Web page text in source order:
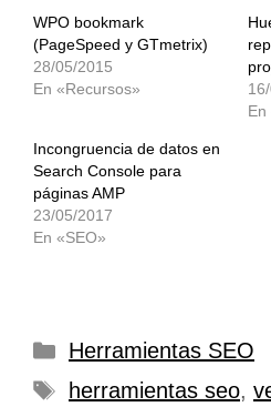
WPO bookmark
(PageSpeed y GTmetrix)
28/05/2015
En «Recursos»
En
Incongruencia de datos en
Search Console para
páginas AMP
23/05/2017
En «SEO»
Categorías
Herramientas SEO
Etiquetas
herramientas seo,